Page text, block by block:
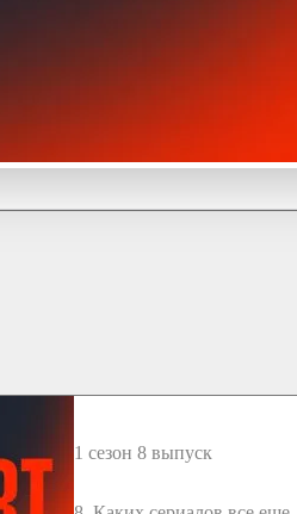
1 сезон 8 выпуск